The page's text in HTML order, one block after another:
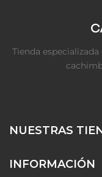
Tienda
NUESTRAS
INFORMACIÓN